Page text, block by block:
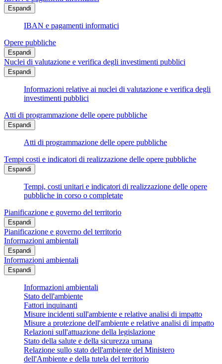
Espandi
IBAN e pagamenti informatici
Opere pubbliche
Espandi
Nuclei di valutazione e verifica degli investimenti pubblici
Espandi
Informazioni relative ai nuclei di valutazione e verifica degli
investimenti pubblici
Atti di programmazione delle opere pubbliche
Espandi
Atti di programmazione delle opere pubbliche
Tempi costi e indicatori di realizzazione delle opere pubbliche
Espandi
Tempi, costi unitari e indicatori di realizzazione delle opere
pubbliche in corso o completate
Pianificazione e governo del territorio
Espandi
Pianificazione e governo del territorio
Informazioni ambientali
Espandi
Informazioni ambientali
Espandi
Informazioni ambientali
Stato dell'ambiente
Fattori inquinanti
Misure incidenti sull'ambiente e relative analisi di impatto
Misure a protezione dell'ambiente e relative analisi di impatto
Relazioni sull'attuazione della legislazione
Stato della salute e della sicurezza umana
Relazione sullo stato dell'ambiente del Ministero
dell'Ambiente e della tutela del territorio